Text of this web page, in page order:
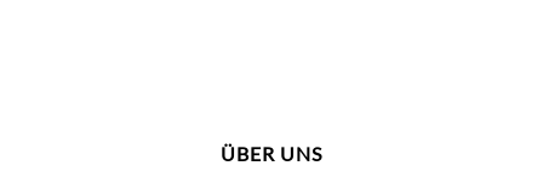
können
ÜBER UNS